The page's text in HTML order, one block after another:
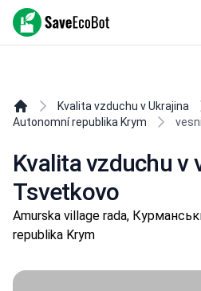
SaveEcoBot
Kvalita vzduchu v Ukrajina
Autonomní republika Krym
Kvalita vzduchu v
Tsvetkovo
Amurska village rada,
republika Krym